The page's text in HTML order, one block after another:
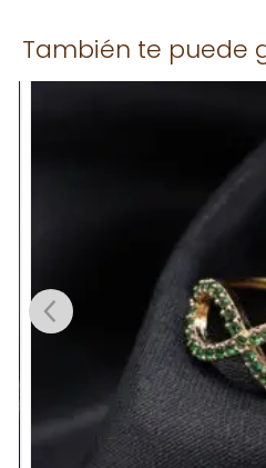
Solo los usuarios registrados
producto pueden hacer una
También te puede